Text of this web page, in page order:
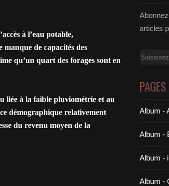
à l’eau potable,
de capacités des
qu’un quart des forages sont en
liée à la faible pluviométrie et au
démographique relativement
du revenu moyen de la
articles
Email
PAGES
Album -
Album -
Album -
Album -